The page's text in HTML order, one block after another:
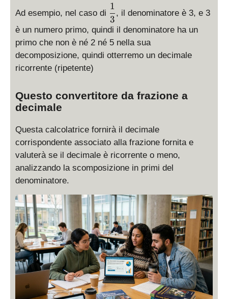
e
\
a
1
}
Ad esempio, nel caso di \
d
i
s
p
s
l
e
\
f
c
{
1
}
{
3
}
3
1
, il denominatore è 3, e 3
è un numero primo, quindi il denominatore ha un
primo che non è né 2 né 5 nella sua
decomposizione, quindi otterremo un decimale
ricorrente (ripetente)
Questo convertitore da frazione a
decimale
Questa calcolatrice fornirà il decimale
corrispondente associato alla frazione fornita e
valuterà se il decimale è ricorrente o meno,
analizzando la scomposizione in primi del
denominatore.